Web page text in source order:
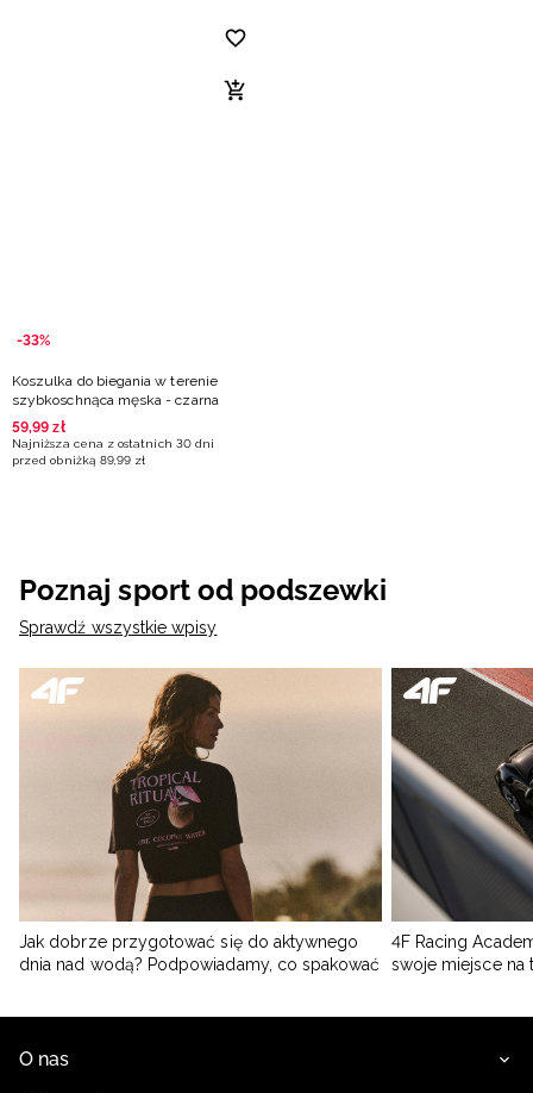
-33%
Koszulka do biegania w terenie
szybkoschnąca męska - czarna
59,99 zł
Najniższa cena z ostatnich 30 dni
przed obniżką 89,99 zł
Poznaj sport od podszewki
Sprawdź wszystkie wpisy
Jak dobrze przygotować się do aktywnego
dnia nad wodą? Podpowiadamy, co spakować
4F Racing
swoje miejsce na
O nas